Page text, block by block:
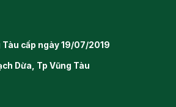
cấp ngày 19/07/2019
Dừa, Tp Vũng Tàu